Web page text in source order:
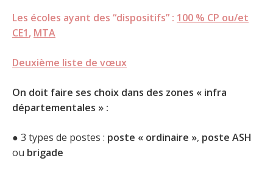
Les écoles ayant des “dispositifs” : 100 % CP ou/et
CE1, MTA
Deuxième liste de vœux
On doit faire ses choix dans des zones « infra
départementales » :
● 3 types de postes : poste « ordinaire », poste ASH
ou brigade